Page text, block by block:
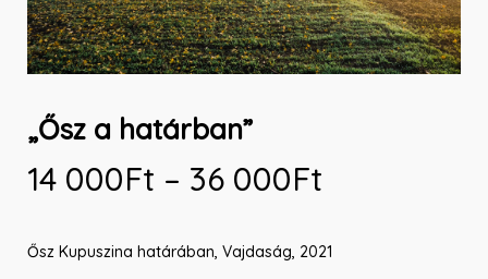
„Ősz a határban”
14 000Ft – 36 000Ft
000Ft
Ősz Kupuszina határában, Vajdaság, 2021